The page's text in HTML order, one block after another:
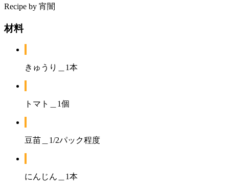
Recipe by 宵闇
材料
きゅうり＿1本
トマト＿1個
豆苗＿1/2パック程度
にんじん＿1本